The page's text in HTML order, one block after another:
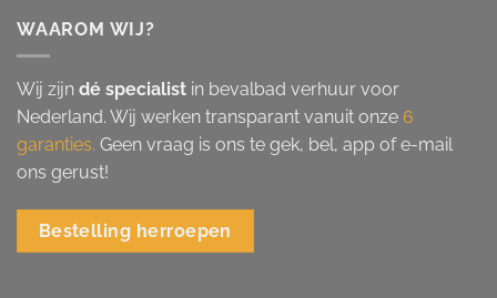
WAAROM WIJ?
Wij zijn dé specialist in bevalbad verhuur voor
Nederland. Wij werken transparant vanuit onze 6
garanties. Geen vraag is ons te gek, bel, app of e-mail
ons gerust!
Bestelling herroepen